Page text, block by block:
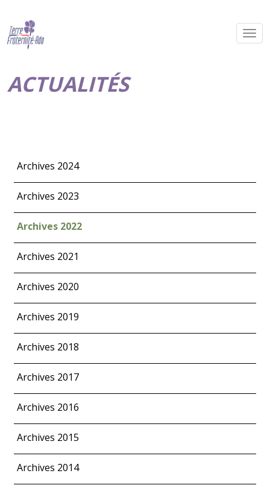
ACTUALITÉS
Archives 2024
Archives 2023
Archives 2022
Archives 2021
Archives 2020
Archives 2019
Archives 2018
Archives 2017
Archives 2016
Archives 2015
Archives 2014